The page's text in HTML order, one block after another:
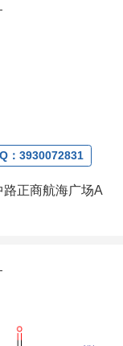
信联系)
：3930072831
正商航海广场A